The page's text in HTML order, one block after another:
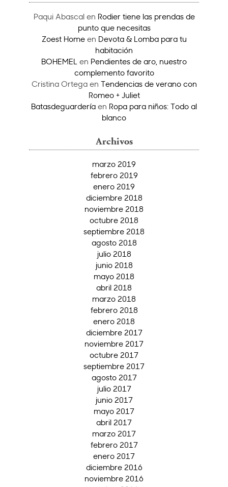
Paqui Abascalen Rodier tiene las prendas de
punto que necesitas
Zoest Homeen Devota & Lomba para tu
habitación
BOHEMEL en Pendientes de aro, nuestro
complemento favorito
Cristina Ortegaen Tendencias de verano con
Romeo + Juliet
Batasdeguardería en Ropa para niños: Todo al
blanco
Archivos
marzo 2019
febrero 2019
enero 2019
diciembre 2018
noviembre 2018
octubre 2018
septiembre 2018
agosto 2018
julio 2018
junio 2018
mayo 2018
abril 2018
marzo 2018
febrero 2018
enero 2018
diciembre 2017
noviembre 2017
octubre 2017
septiembre 2017
agosto 2017
julio 2017
junio 2017
mayo 2017
abril 2017
marzo 2017
febrero 2017
enero 2017
diciembre 2016
noviembre 2016